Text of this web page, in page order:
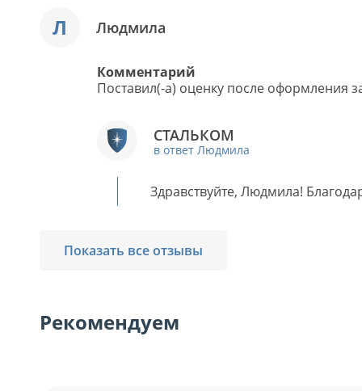
Л Людмила
Комментарий
Поставил(-а) оценку после оформления
СТАЛЬКОМ
в ответ Людмила
Здравствуйте, Людмила!
Показать все отзывы
Рекомендуем